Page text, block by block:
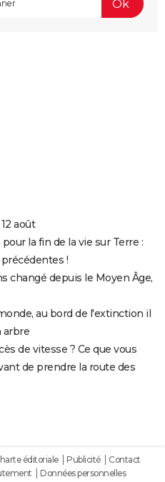
août
la fin de la vie sur Terre :
!
changé depuis le Moyen Âge,
au bord de l'extinction il
arbre
de vitesse ? Ce que vous
de prendre la route des
éditoriale Publicité
Contact
Données personnelles